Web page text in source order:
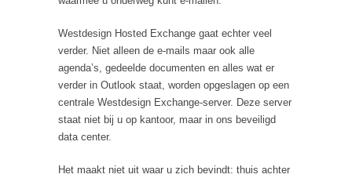
Westdesign Hosted Exchange gaat echter veel
verder. Niet alleen de e-mails maar ook alle
agenda’s, gedeelde documenten en alles wat er
verder in Outlook staat, worden opgeslagen op een
centrale Westdesign Exchange-server. Deze server
staat niet bij u op kantoor, maar in ons beveiligd
data center.
Het maakt niet uit waar u zich bevindt: thuis achter